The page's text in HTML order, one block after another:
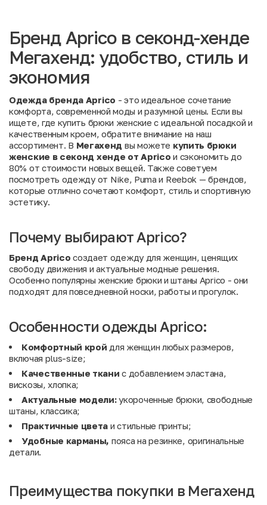
Бренд Aprico в секонд-хенде
Мегахенд: удобство, стиль и
экономия
Одежда бренда Aprico - это идеальное сочетание
комфорта, современной моды и разумной цены. Если вы
ищете, где купить брюки женские с идеальной посадкой и
качественным кроем, обратите внимание на наш
ассортимент. В Мегахенд вы можете купить брюки
женские в секонд хенде от Aprico и сэкономить до
80% от стоимости новых вещей. Также советуем
посмотреть одежду от Nike, Puma и Reebok — брендов,
которые отлично сочетают комфорт, стиль и спортивную
эстетику.
Почему выбирают Aprico?
Бренд Apricoсоздает одежду для женщин, ценящих
свободу движения и актуальные модные решения.
Особенно популярны женские брюки и штаны Aprico - они
подходят для повседневной носки, работы и прогулок.
Особенности одежды Aprico:
Комфортный крой для женщин любых размеров,
включая plus-size;
Качественные ткани с добавлением эластана,
вискозы, хлопка;
Актуальные модели:укороченные брюки, свободные
штаны, классика;
Практичные цвета и стильные принты;
Удобные карманы, пояса на резинке, оригинальные
детали.
Преимущества покупки в Мегахенд